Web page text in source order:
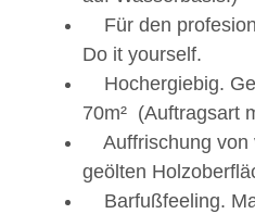
Für den
Do it yourself.
Hochergiebig.
70m² (Auftragsart
Auffrischung von
geölten
Barfußfeeling.